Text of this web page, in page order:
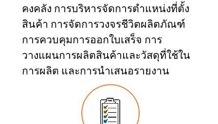
คงคลัง การบริหารจัดการตำแหน่งที่ตั้ง
สินค้า การจัดการวงจรชีวิตผลิตภัณฑ์
การควบคุมการออกใบเสร็จ การ
วางแผนการผลิตสินค้าและวัสดุที่ใช้ใน
การผลิต และการนำเสนอรายงาน